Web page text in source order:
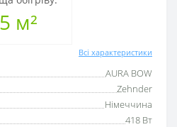
5 м²
Всі характеристики
AURA BOW
Zehnder
Німеччина
418 Вт